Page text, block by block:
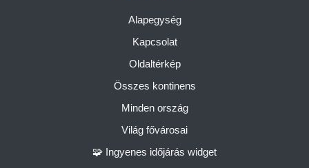
Alapegység
Kapcsolat
Oldaltérkép
Összes kontinens
Minden ország
Világ fővárosai
🧩 Ingyenes időjárás widget